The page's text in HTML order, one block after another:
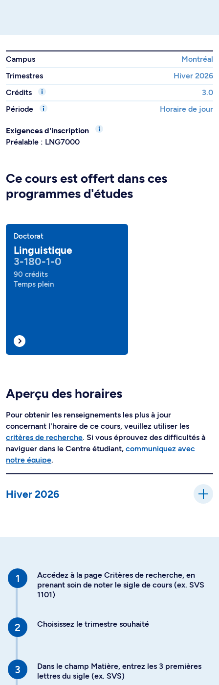
Campus
Montréal
Trimestres
Hiver 2026
Crédits
3.0
Période
Horaire de jour
Exigences d'inscription
Préalable : LNG7000
Ce cours est offert dans ces
programmes d'études
Doctorat
Linguistique
3-180-1-0
90 crédits
Temps plein
Aperçu des horaires
Pour obtenir les renseignements les plus à jour
concernant l'horaire de ce cours, veuillez utiliser les
critères de recherche. Si vous éprouvez des difficultés à
naviguer dans le Centre étudiant, communiquez avec
notre équipe.
Hiver 2026
Accédez à la page Critères de recherche, en
prenant soin de noter le sigle de cours (ex. SVS
1101)
Choisissez le trimestre souhaité
Dans le champ Matière, entrez les 3 premières
lettres du sigle (ex. SVS)